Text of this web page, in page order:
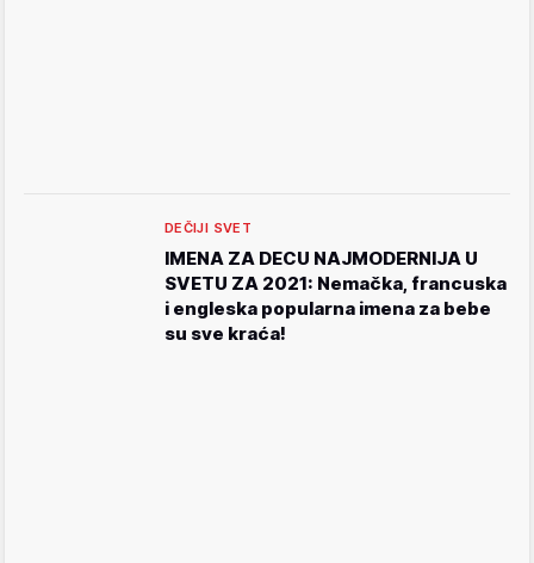
DEČIJI SVET
IMENA ZA DECU NAJMODERNIJA U
SVETU ZA 2021: Nemačka, francuska
i engleska popularna imena za bebe
su sve kraća!